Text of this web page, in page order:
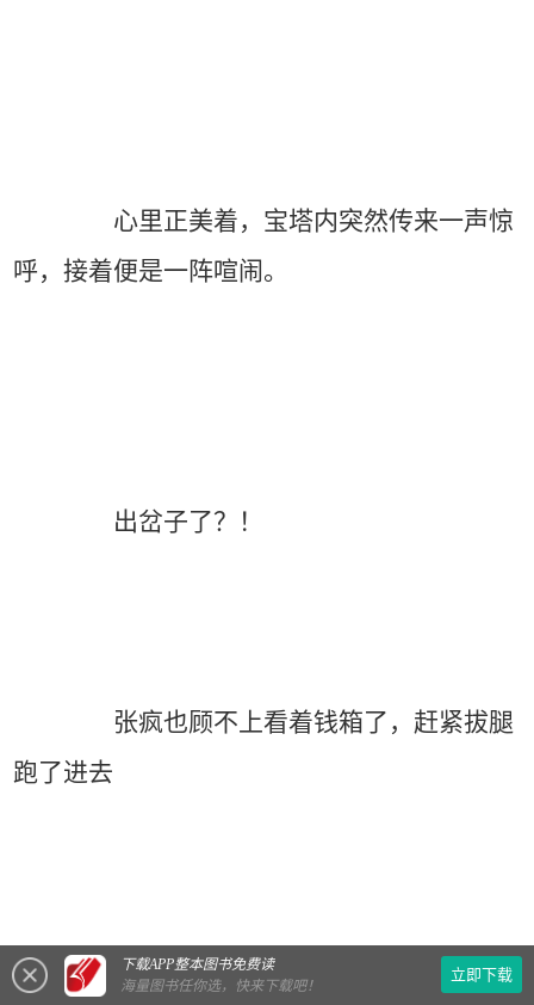
心里正美着，宝塔内突然传来一声惊
呼，接着便是一阵喧闹。
出岔子了？！
张疯也顾不上看着钱箱了，赶紧拔腿
跑了进去
下载APP整本图书免费读
海量图书任你选，快来下载吧！
立即下载